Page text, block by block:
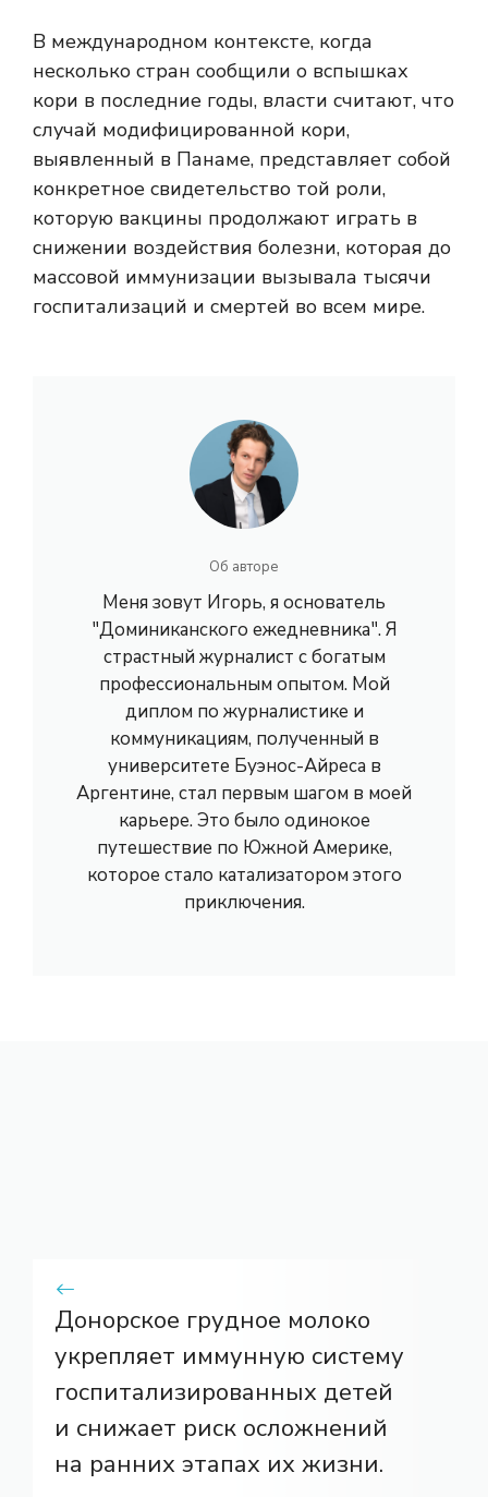
В международном контексте, когда
несколько стран сообщили о вспышках
кори в последние годы, власти считают, что
случай модифицированной кори,
выявленный в Панаме, представляет собой
конкретное свидетельство той роли,
которую вакцины продолжают играть в
снижении воздействия болезни, которая до
массовой иммунизации вызывала тысячи
госпитализаций и смертей во всем мире.
Об авторе
Меня зовут Игорь, я основатель
"Доминиканского ежедневника". Я
страстный журналист с богатым
профессиональным опытом. Мой
диплом по журналистике и
коммуникациям, полученный в
университете Буэнос-Айреса в
Аргентине, стал первым шагом в моей
карьере. Это было одинокое
путешествие по Южной Америке,
которое стало катализатором этого
приключения.
Донорское грудное молоко
укрепляет иммунную систему
госпитализированных детей
и снижает риск осложнений
на ранних этапах их жизни.